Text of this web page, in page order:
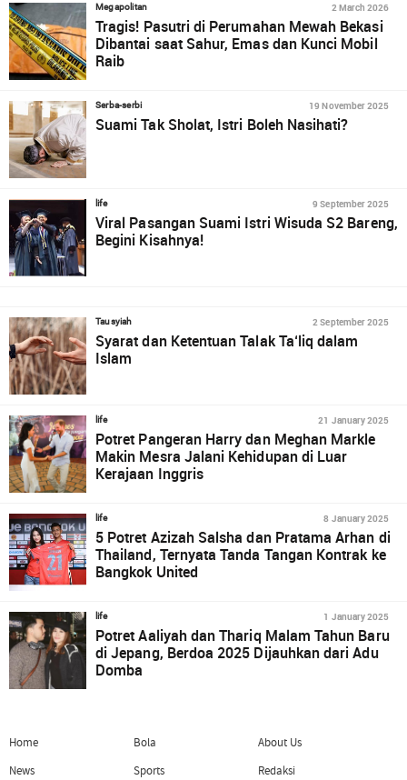
Megapolitan 2 March 2026
Tragis! Pasutri di Perumahan Mewah Bekasi
Dibantai saat Sahur, Emas dan Kunci Mobil
Raib
Serba-serbi 19 November 2025
Suami Tak Sholat, Istri Boleh Nasihati?
life 9 September 2025
Viral Pasangan Suami Istri Wisuda S2 Bareng,
Begini Kisahnya!
Tausyiah 2 September 2025
Syarat dan Ketentuan Talak Ta‘liq dalam
Islam
life 21 January 2025
Potret Pangeran Harry dan Meghan Markle
Makin Mesra Jalani Kehidupan di Luar
Kerajaan Inggris
life 8 January 2025
5 Potret Azizah Salsha dan Pratama Arhan di
Thailand, Ternyata Tanda Tangan Kontrak ke
Bangkok United
life 1 January 2025
Potret Aaliyah dan Thariq Malam Tahun Baru
di Jepang, Berdoa 2025 Dijauhkan dari Adu
Domba
Home
News
Bola
Sports
About Us
Redaksi